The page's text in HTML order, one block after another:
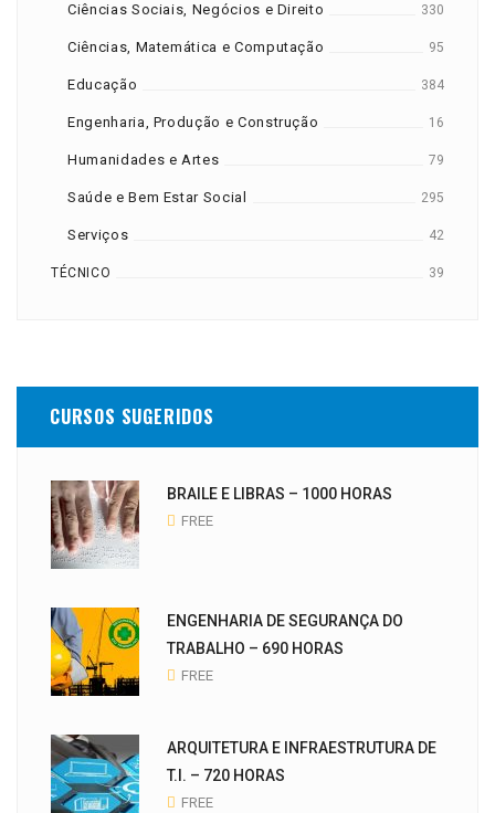
Ciências Sociais, Negócios e Direito 330
Ciências, Matemática e Computação 95
Educação 384
Engenharia, Produção e Construção 16
Humanidades e Artes 79
Saúde e Bem Estar Social 295
Serviços 42
TÉCNICO 39
CURSOS SUGERIDOS
BRAILE E LIBRAS – 1000 HORAS
FREE
ENGENHARIA DE SEGURANÇA DO
TRABALHO – 690 HORAS
FREE
ARQUITETURA E INFRAESTRUTURA DE
T.I. – 720 HORAS
FREE